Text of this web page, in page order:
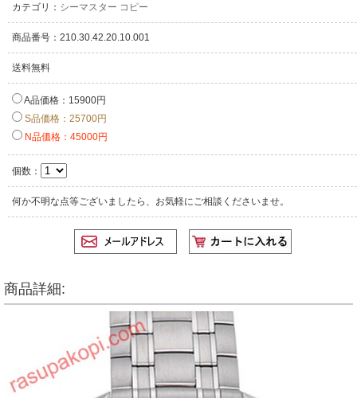
カテゴリ： シーマスター コピー
商品番号：210.30.42.20.10.001
送料無料
A品価格：15900円
S品価格：25700円
N品価格：45000円
個数：
何か不明な点等ございましたら、お気軽にご相談くださいませ。
商品詳細: